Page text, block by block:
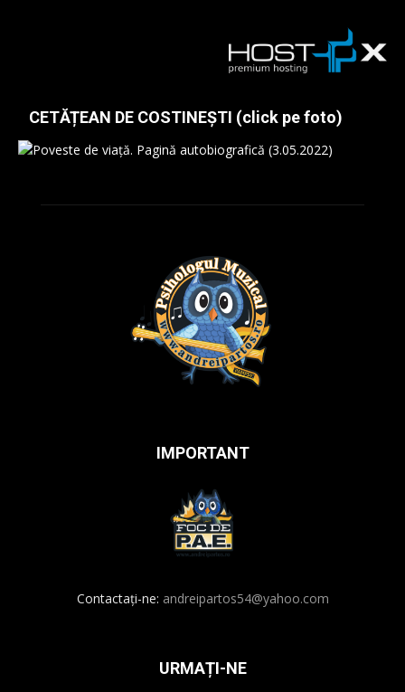
CETĂȚEAN DE COSTINEȘTI (click pe foto)
IMPORTANT
Contactați-ne: andreipartos54@yahoo.com
URMAȚI-NE